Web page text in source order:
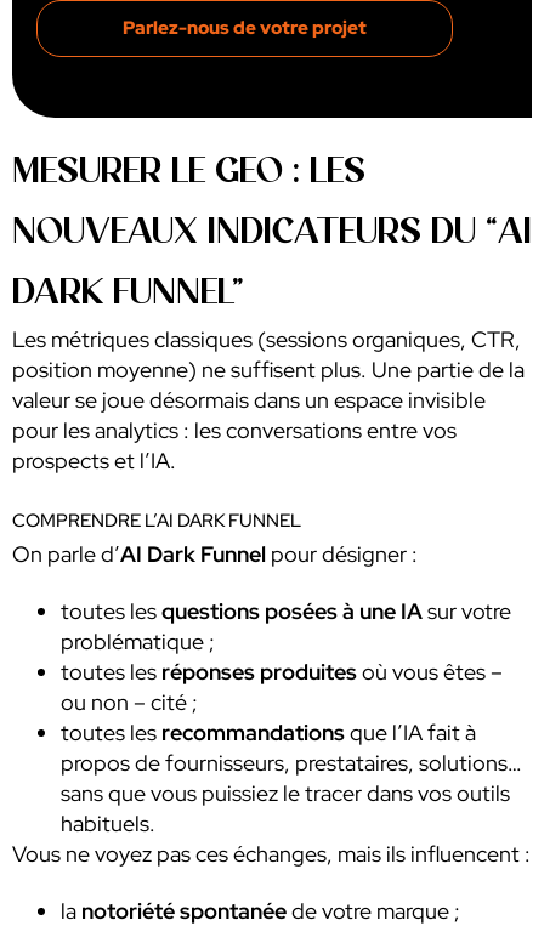
Parlez-nous de votre projet
MESURER LE GEO : LES
NOUVEAUX INDICATEURS DU “AI
DARK FUNNEL”
Les métriques classiques (sessions organiques, CTR,
position moyenne) ne suffisent plus. Une partie de la
valeur se joue désormais dans un espace invisible
pour les analytics : les conversations entre vos
prospects et l’IA.
COMPRENDRE L’AI DARK FUNNEL
On parle d’AI Dark Funnel pour désigner :
toutes lesquestions posées à une IAsur votre
problématique ;
toutes les réponses produitesoù vous êtes –
ou non – cité ;
toutes les recommandationsque l’IA fait à
propos de fournisseurs, prestataires, solutions…
sans que vous puissiez le tracer dans vos outils
habituels.
Vous ne voyez pas ces échanges, mais ils influencent :
la notoriété spontanéede votre marque ;